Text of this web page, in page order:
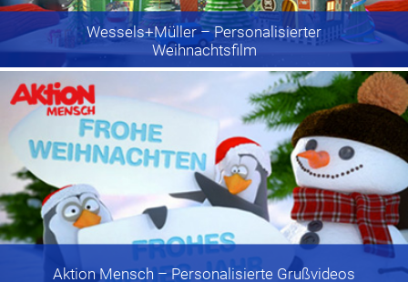
Wessels+Müller– Personalisierter
Weihnachtsfilm
Aktion Mensch – Personalisierte Grußvideos